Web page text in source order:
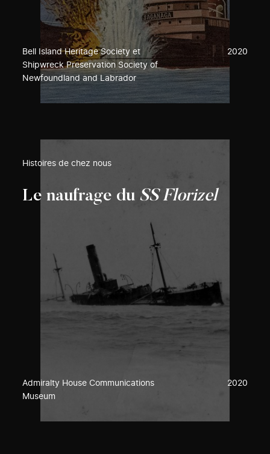
Bell Island Heritage Society et
Shipwreck Preservation Society of
Newfoundland and Labrador
2020
Histoires de chez nous
Le naufrage du SS Florizel
Admiralty House Communications
Museum
2020